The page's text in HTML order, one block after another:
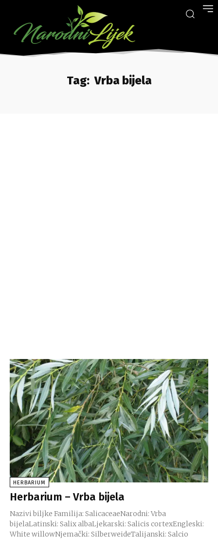
Tag: Vrba bijela
HERBARIUM
Herbarium – Vrba bijela
Nazivi biljke Familija: SalicaceaeNarodni: Vrba
bijelaLatinski: Salix albaLjekarski: Salicis cortexEngleski:
White willowNjemački: SilberweideTalijanski: Salcio